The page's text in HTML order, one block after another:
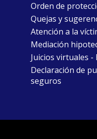
Orden de
Quejas y
Atención a la
Mediación
Juicios virtuales -
Declaración de
seguros